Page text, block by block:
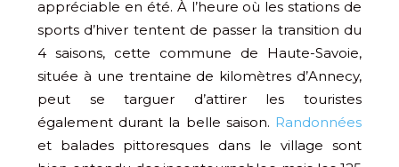
appréciable en été. À l’heure où les stations de
sports d’hiver tentent de passer la transition du
4 saisons, cette commune de Haute-Savoie,
située à une trentaine de kilomètres d’Annecy,
peut se targuer d’attirer les touristes
également durant la belle saison. Randonnées
et balades pittoresques dans le village sont